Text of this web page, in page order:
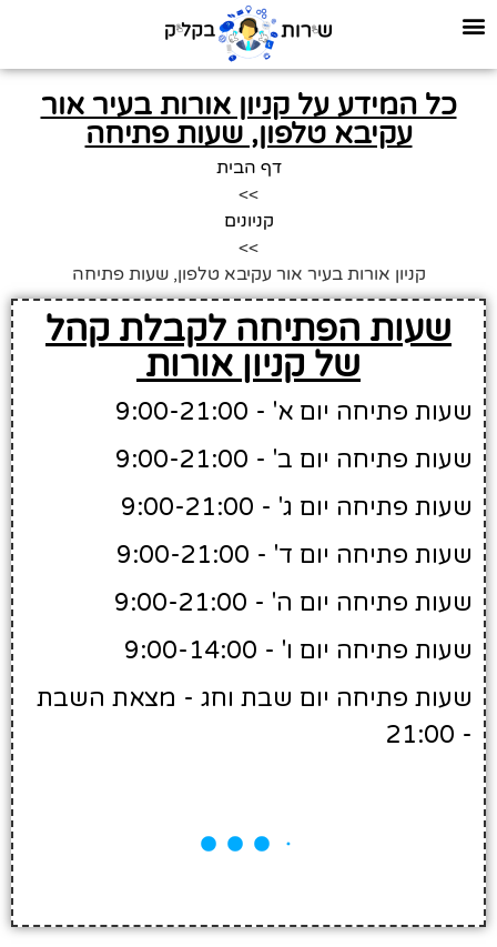
כל המידע על קניון אורות בעיר אור
עקיבא טלפון, שעות פתיחה
דף הבית
>>
קניונים
>>
קניון אורות בעיר אור עקיבא טלפון, שעות פתיחה
שעות הפתיחה לקבלת קהל
של קניון אורות
שעות פתיחה יום א' - 9:00-21:00
שעות פתיחה יום ב' - 9:00-21:00
שעות פתיחה יום ג' - 9:00-21:00
שעות פתיחה יום ד' - 9:00-21:00
שעות פתיחה יום ה' - 9:00-21:00
שעות פתיחה יום ו' - 9:00-14:00
שעות פתיחה יום שבת וחג - מצאת השבת
- 21:00